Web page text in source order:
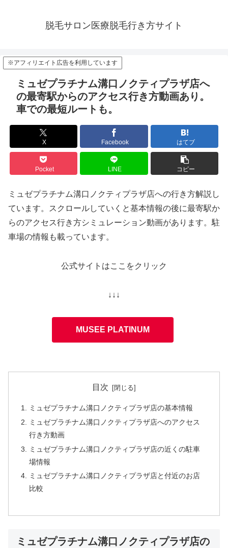
脱毛サロン医療脱毛行き方サイト
※アフィリエイト広告を利用しています
ミュゼプラチナム溝口ノクティプラザ店へ
の最寄駅からのアクセス行き方動画あり。
車での最短ルートも。
X Facebook はてブ
Pocket LINE コピー
ミュゼプラチナム溝口ノクティプラザ店への行き方解説し
ています。スクロールしていくと基本情報の後に最寄駅か
らのアクセス行き方シミュレーション動画があります。駐
車場の情報も載っています。
公式サイトはここをクリック
↓↓↓
MUSEE PLATINUM
目次
ミュゼプラチナム溝口ノクティプラザ店の基本情報
ミュゼプラチナム溝口ノクティプラザ店へのアクセス
行き方動画
ミュゼプラチナム溝口ノクティプラザ店の近くの駐車
場情報
ミュゼプラチナム溝口ノクティプラザ店と付近のお店
比較
ミュゼプラチナム溝口ノクティプラザ店の